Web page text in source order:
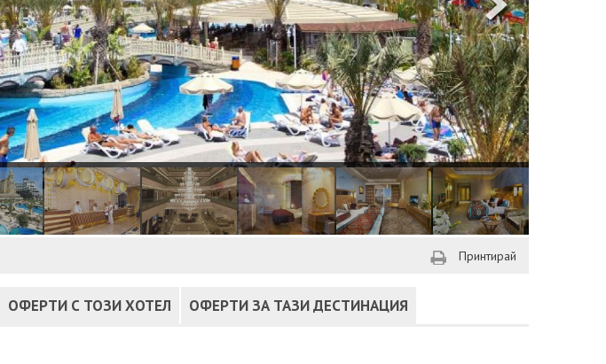
Принтирай
ОФЕРТИ С ТОЗИ ХОТЕЛ ОФЕРТИ ЗА ТАЗИ ДЕСТИНАЦИЯ